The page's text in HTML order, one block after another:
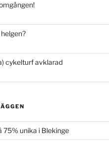
cykelturf avklarad
75% unika i Blekinge